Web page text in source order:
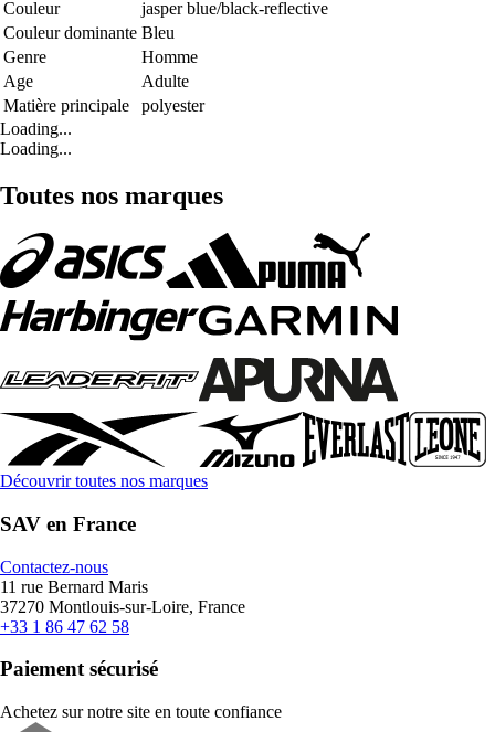
Couleur
jasper blue/black-reflective
Couleur dominante Bleu
Genre
Homme
Age
Adulte
Matière principale
polyester
Loading...
Loading...
Toutes nos marques
Découvrir toutes nos marques
SAV en France
Contactez-nous
11 rue Bernard Maris
37270 Montlouis-sur-Loire, France
+33 1 86 47 62 58
Paiement sécurisé
Achetez sur notre site en toute confiance